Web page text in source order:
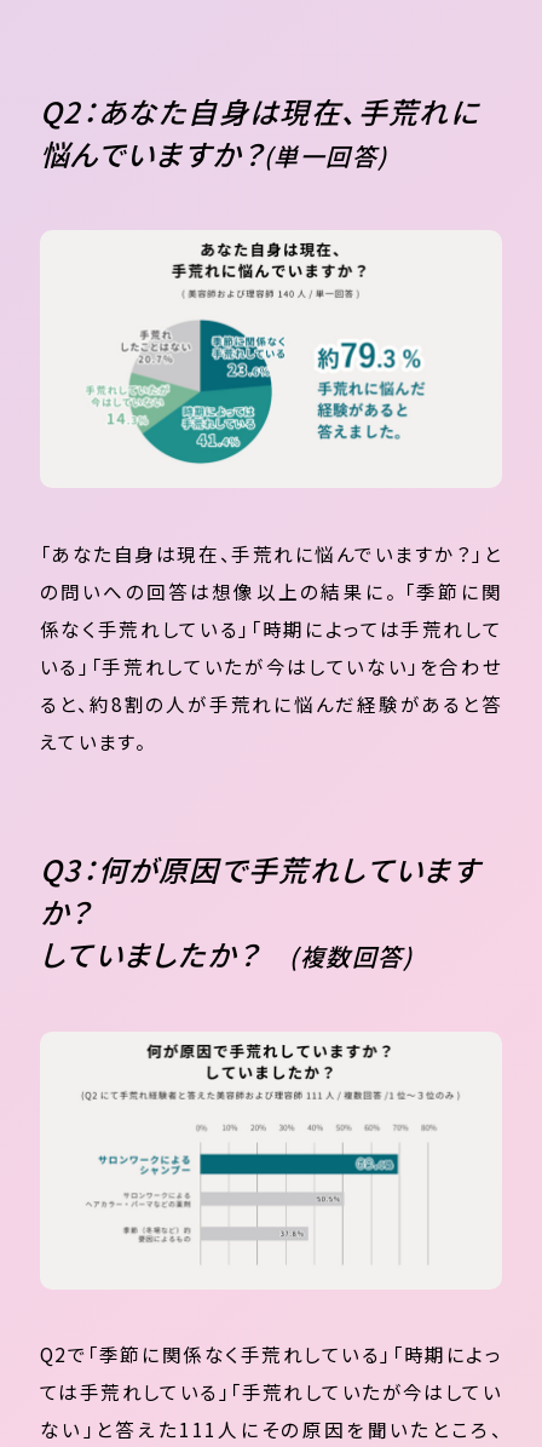
Q2：あなた自身は現在、手荒れに
悩んでいますか？(単一回答)
「あなた自身は現在、手荒れに悩んでいますか？」と
の問いへの回答は想像以上の結果に。 「季節に関
係なく手荒れしている」「時期によっては手荒れして
いる」「手荒れしていたが今はしていない」を合わせ
ると、約8割の人が手荒れに悩んだ経験があると答
えています。
Q3：何が原因で手荒れしています
か？
していましたか？
(複数回答)
Q2で「季節に関係なく手荒れしている」「時期によっ
ては手荒れしている」「手荒れしていたが今はしてい
ない」と答えた111人にその原因を聞いたところ、